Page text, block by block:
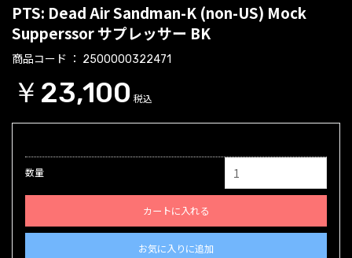
PTS: Dead Air Sandman-K (non-US) Mock
Supperssor サプレッサー BK
商品コード 2500000322471
￥23,100 税込
数量
カートに入れる
お気に入りに追加